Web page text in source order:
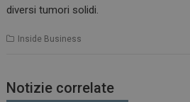
diversi tumori solidi.
Inside Business
Notizie correlate